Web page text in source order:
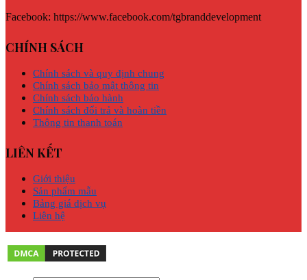
Facebook: https://www.facebook.com/tgbranddevelopment
CHÍNH SÁCH
Chính sách và quy định chung
Chính sách bảo mật thông tin
Chính sách bảo hành
Chính sách đổi trả và hoàn tiền
Thông tin thanh toán
LIÊN KẾT
Giới thiệu
Sản phẩm mẫu
Bảng giá dịch vụ
Liên hệ